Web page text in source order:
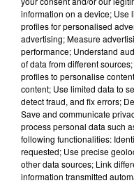
Flash FM
FLASH FM : L’actu
0:00
18 septembre 2021 - 6
information on a device; Use
profiles for personalised
advertising; Measure
performance; Understand
of data from different
profiles to personalise
content; Use limited data to
detect fraud, and fix errors;
Save and communicate
process personal data such
following functionalities:
requested; Use precise
other data sources; Link
information transmitted